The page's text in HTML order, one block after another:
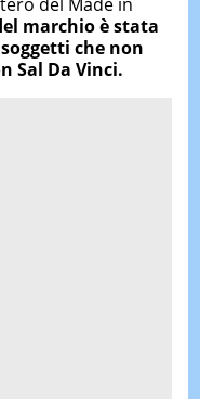
marchio è stata
soggetti che non
Sal Da Vinci.